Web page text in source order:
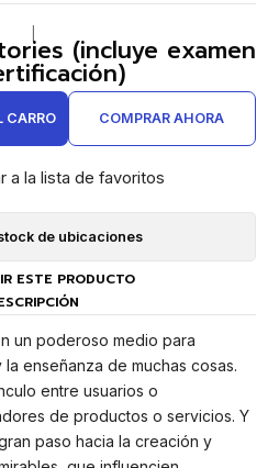
(incluye examen
CARRO COMPRAR AHORA
a la lista de favoritos
de ubicaciones
ESTE PRODUCTO
un poderoso medio para
enseñanza de muchas cosas.
entre usuarios o
de productos o servicios. Y
paso hacia la creación y